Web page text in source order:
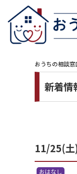
おうちの相談
新着情
11/25(土
おはなし